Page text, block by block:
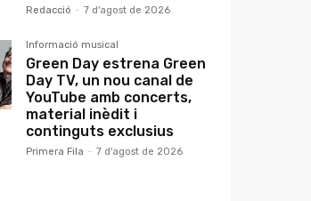
Redacció - 7 d'agost de 2026
Informació musical
Green Day estrena Green
Day TV, un nou canal de
YouTube amb concerts,
material inèdit i
continguts exclusius
Primera Fila - 7 d'agost de 2026